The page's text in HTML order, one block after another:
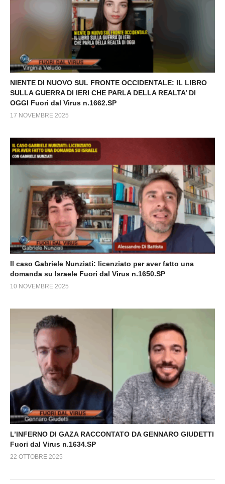
NIENTE DI NUOVO SUL FRONTE OCCIDENTALE: IL LIBRO
SULLA GUERRA DI IERI CHE PARLA DELLA REALTA’ DI
OGGI Fuori dal Virus n.1662.SP
17 NOVEMBRE 2025
Il caso Gabriele Nunziati: licenziato per aver fatto una
domanda su Israele Fuori dal Virus n.1650.SP
10 NOVEMBRE 2025
L’INFERNO DI GAZA RACCONTATO DA GENNARO GIUDETTI
Fuori dal Virus n.1634.SP
22 OTTOBRE 2025